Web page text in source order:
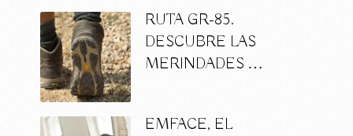
RUTA GR-85.
DESCUBRE LAS
MERINDADES …
EMFACE, EL